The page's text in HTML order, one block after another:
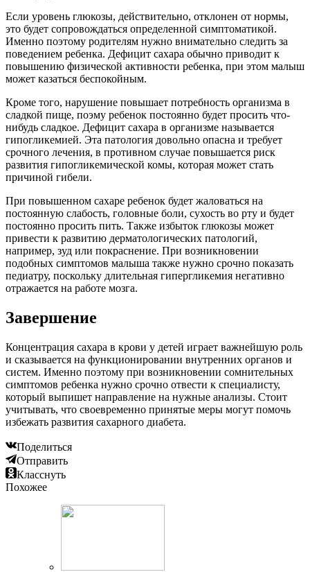
Если уровень глюкозы, действительно, отклонен от нормы,
это будет сопровождаться определенной симптоматикой.
Именно поэтому родителям нужно внимательно следить за
поведением ребенка. Дефицит сахара обычно приводит к
повышению физической активности ребенка, при этом малыш
может казаться беспокойным.
Кроме того, нарушение повышает потребность организма в
сладкой пище, поэму ребенок постоянно будет просить что-
нибудь сладкое. Дефицит сахара в организме называется
гипогликемией. Эта патология довольно опасна и требует
срочного лечения, в противном случае повышается риск
развития гипогликемической комы, которая может стать
причиной гибели.
При повышенном сахаре ребенок будет жаловаться на
постоянную слабость, головные боли, сухость во рту и будет
постоянно просить пить. Также избыток глюкозы может
привести к развитию дерматологических патологий,
например, зуд или покраснение. При возникновении
подобных симптомов малыша также нужно срочно показать
педиатру, поскольку длительная гипергликемия негативно
отражается на работе мозга.
Завершение
Концентрация сахара в крови у детей играет важнейшую роль
и сказывается на функционировании внутренних органов и
систем. Именно поэтому при возникновении сомнительных
симптомов ребенка нужно срочно отвести к специалисту,
который выпишет направление на нужные анализы. Стоит
учитывать, что своевременно принятые меры могут помочь
избежать развития сахарного диабета.
Поделиться
Отправить
Класснуть
Похожее